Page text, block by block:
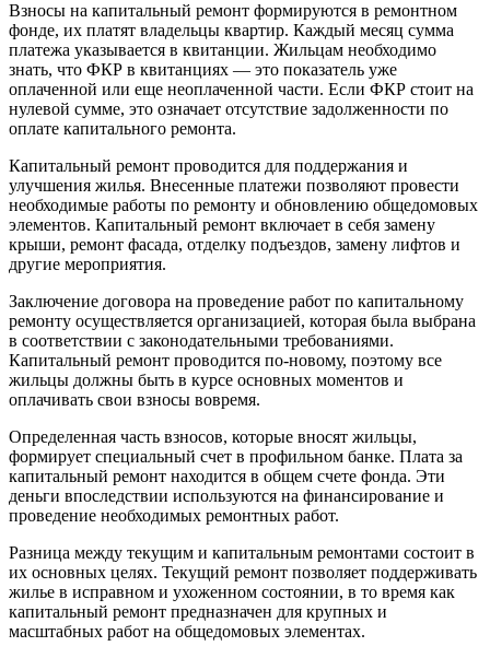
Взносы на капитальный ремонт формируются в ремонтном
фонде, их платят владельцы квартир. Каждый месяц сумма
платежа указывается в квитанции. Жильцам необходимо
знать, что ФКР в квитанциях — это показатель уже
оплаченной или еще неоплаченной части. Если ФКР стоит на
нулевой сумме, это означает отсутствие задолженности по
оплате капитального ремонта.
Капитальный ремонт проводится для поддержания и
улучшения жилья. Внесенные платежи позволяют провести
необходимые работы по ремонту и обновлению общедомовых
элементов. Капитальный ремонт включает в себя замену
крыши, ремонт фасада, отделку подъездов, замену лифтов и
другие мероприятия.
Заключение договора на проведение работ по капитальному
ремонту осуществляется организацией, которая была выбрана
в соответствии с законодательными требованиями.
Капитальный ремонт проводится по-новому, поэтому все
жильцы должны быть в курсе основных моментов и
оплачивать свои взносы вовремя.
Определенная часть взносов, которые вносят жильцы,
формирует специальный счет в профильном банке. Плата за
капитальный ремонт находится в общем счете фонда. Эти
деньги впоследствии используются на финансирование и
проведение необходимых ремонтных работ.
Разница между текущим и капитальным ремонтами состоит в
их основных целях. Текущий ремонт позволяет поддерживать
жилье в исправном и ухоженном состоянии, в то время как
капитальный ремонт предназначен для крупных и
масштабных работ на общедомовых элементах.